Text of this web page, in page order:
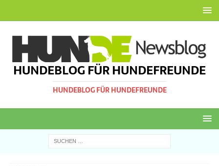
HUNDEBLOG FÜR HUNDEFREUNDE
HUNDEBLOG FÜR HUNDEFREUNDE